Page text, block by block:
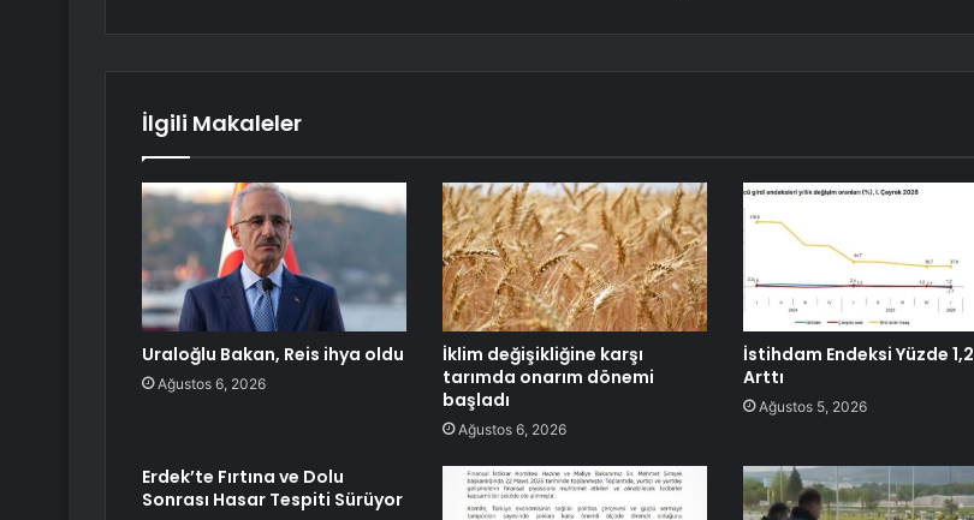
İlgili Makaleler
Uraloğlu Bakan, Reis ihya oldu
Ağustos 6, 2026
İklim değişikliğine karşı
tarımda onarım dönemi
başladı
Ağustos 6, 2026
İstihdam Endeksi Yüzde 1,2
Arttı
Ağustos 5, 2026
Erdek’te Fırtına ve Dolu
Sonrası Hasar Tespiti Sürüyor